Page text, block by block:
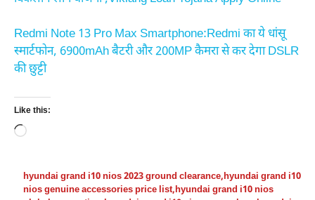
Redmi Note 13 Pro Max Smartphone:Redmi का ये धांसू
स्मार्टफोन, 6900mAh बैटरी और 200MP कैमरा से कर देगा DSLR
की छुट्टी
Like this:
Loading…
hyundai grand i10 nios 2023 ground clearance,hyundai grand i10
nios genuine accessories price list,hyundai grand i10 nios